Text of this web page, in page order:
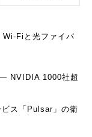
Fiと光ファイバ
NVIDIA 1000社超
ス「Pulsar」の衛